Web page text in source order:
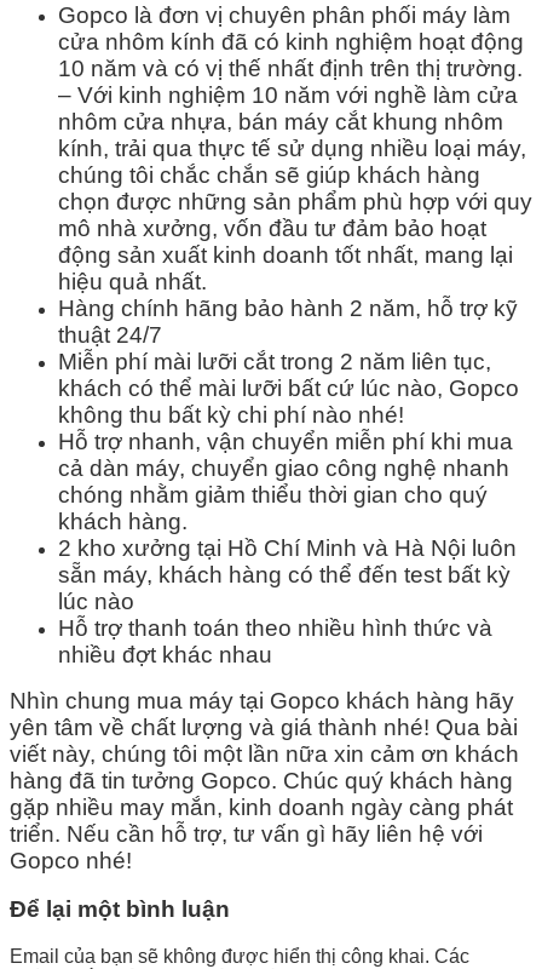
Gopco là đơn vị chuyên phân phối máy làm
cửa nhôm kính đã có kinh nghiệm hoạt động
10 năm và có vị thế nhất định trên thị trường.
– Với kinh nghiệm 10 năm với nghề làm cửa
nhôm cửa nhựa, bán máy cắt khung nhôm
kính, trải qua thực tế sử dụng nhiều loại máy,
chúng tôi chắc chắn sẽ giúp khách hàng
chọn được những sản phẩm phù hợp với quy
mô nhà xưởng, vốn đầu tư đảm bảo hoạt
động sản xuất kinh doanh tốt nhất, mang lại
hiệu quả nhất.
Hàng chính hãng bảo hành 2 năm, hỗ trợ kỹ
thuật 24/7
Miễn phí mài lưỡi cắt trong 2 năm liên tục,
khách có thể mài lưỡi bất cứ lúc nào, Gopco
không thu bất kỳ chi phí nào nhé!
Hỗ trợ nhanh, vận chuyển miễn phí khi mua
cả dàn máy, chuyển giao công nghệ nhanh
chóng nhằm giảm thiểu thời gian cho quý
khách hàng.
2 kho xưởng tại Hồ Chí Minh và Hà Nội luôn
sẵn máy, khách hàng có thể đến test bất kỳ
lúc nào
Hỗ trợ thanh toán theo nhiều hình thức và
nhiều đợt khác nhau
Nhìn chung mua máy tại Gopco khách hàng hãy
yên tâm về chất lượng và giá thành nhé! Qua bài
viết này, chúng tôi một lần nữa xin cảm ơn khách
hàng đã tin tưởng Gopco. Chúc quý khách hàng
gặp nhiều may mắn, kinh doanh ngày càng phát
triển. Nếu cần hỗ trợ, tư vấn gì hãy liên hệ với
Gopco nhé!
Để lại một bình luận
Email của bạn sẽ không được hiển thị công khai. Các